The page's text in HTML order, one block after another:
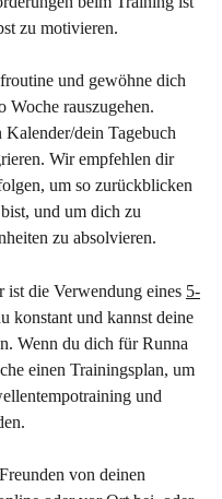
zu motivieren.
und gewöhne dich
Woche rauszugehen.
dein Tagebuch
Wir empfehlen dir
um so zurückblicken
und um dich zu
zu absolvieren.
ist die Verwendung eines 5-
konstant und kannst deine
Wenn du dich für Runna
einen Trainingsplan, um
und
von deinen